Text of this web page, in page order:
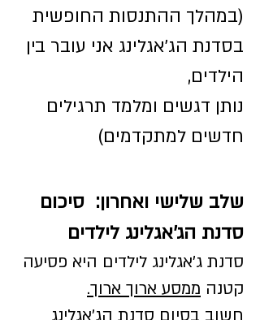
(במהלך ההתנסות החופשית
בסדנת הג'אגלינג אני עובר בין
הילדים,
נותן דגשים ומלמד תרגילים
חדשים למתקדמים)
שלב שלישי ואחרון: סיכום
סדנת הג'אגלינג לילדים
סדנת ג'אגלינג לילדים היא פסיעה
קטנה ממסע ארוך ארוך.
חשוב בסיום סדנת הג'אגלינג